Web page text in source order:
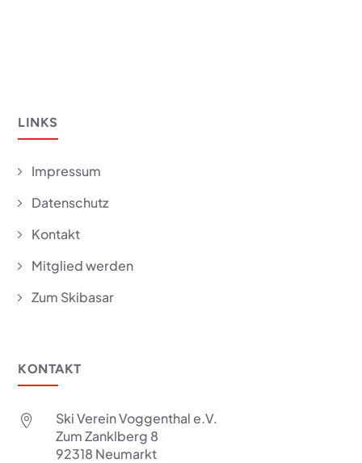
LINKS
5 Impressum
5 Datenschutz
5 Kontakt
5 Mitglied werden
5 Zum Skibasar
KONTAKT

Ski Verein Voggenthal e.V.
Zum Zanklberg 8
92318 Neumarkt